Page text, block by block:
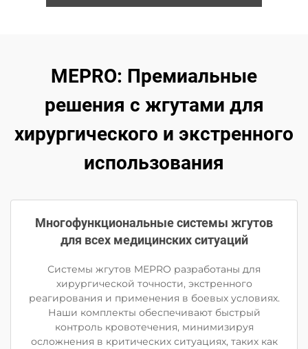
MEPRO: Премиальные
решения с жгутами для
хирургического и экстренного
использования
Многофункциональные системы жгутов
для всех медицинских ситуаций
Системы жгутов MEPRO разработаны для
хирургической точности, экстренного
реагирования и применения в боевых условиях.
Наши комплекты обеспечивают быстрый
контроль кровотечения, минимизируя
осложнения в критических ситуациях, таких как